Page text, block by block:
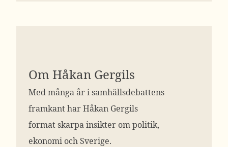
Om Håkan Gergils
Med många år i samhällsdebattens
framkant har Håkan Gergils
format skarpa insikter om politik,
ekonomi och Sverige.